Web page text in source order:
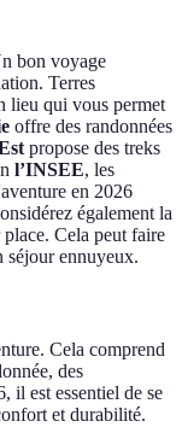
bon voyage
Terres
lieu qui vous permet
offre des randonnées
propose des treks
l’INSEE, les
en 2026
également la
Cela peut faire
séjour ennuyeux.
Cela comprend
des
il est essentiel de se
et durabilité.